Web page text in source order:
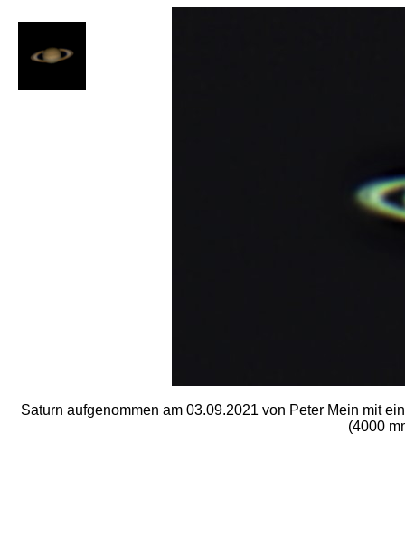
Saturn aufgenommen am 03.09.2021 von Peter Mein mit
(4000